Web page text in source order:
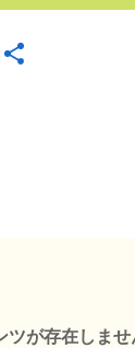
が存在しませ